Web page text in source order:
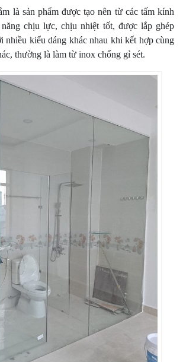
là sản phẩm được tạo nên từ các tấm kính
chịu lực, chịu nhiệt tốt, được lắp ghép
nhiều kiểu dáng khác nhau khi kết hợp cùng
thường là làm từ inox chống gỉ sét.